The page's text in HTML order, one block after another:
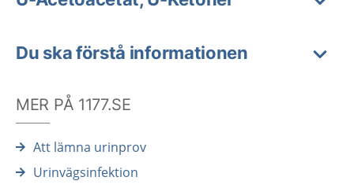
Du ska förstå informationen
MER PÅ 1177.SE
Att lämna urinprov
Urinvägsinfektion